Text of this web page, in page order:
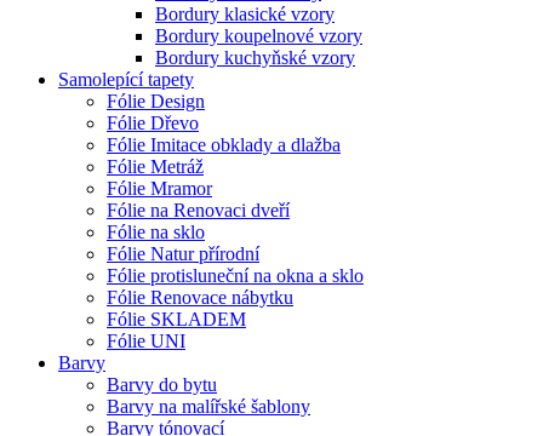
Bordury klasické vzory
Bordury koupelnové vzory
Bordury kuchyňské vzory
Samolepící tapety
Fólie Design
Fólie Dřevo
Fólie Imitace obklady a dlažba
Fólie Metráž
Fólie Mramor
Fólie na Renovaci dveří
Fólie na sklo
Fólie Natur přírodní
Fólie protisluneční na okna a sklo
Fólie Renovace nábytku
Fólie SKLADEM
Fólie UNI
Barvy
Barvy do bytu
Barvy na malířské šablony
Barvy tónovací